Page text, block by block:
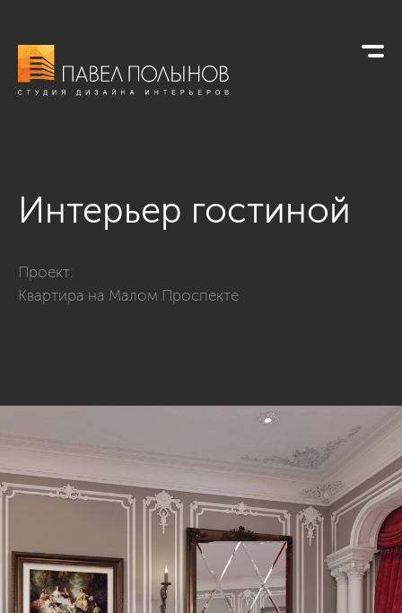
Интерьер гостиной
Проект:
Квартира на Малом Проспекте